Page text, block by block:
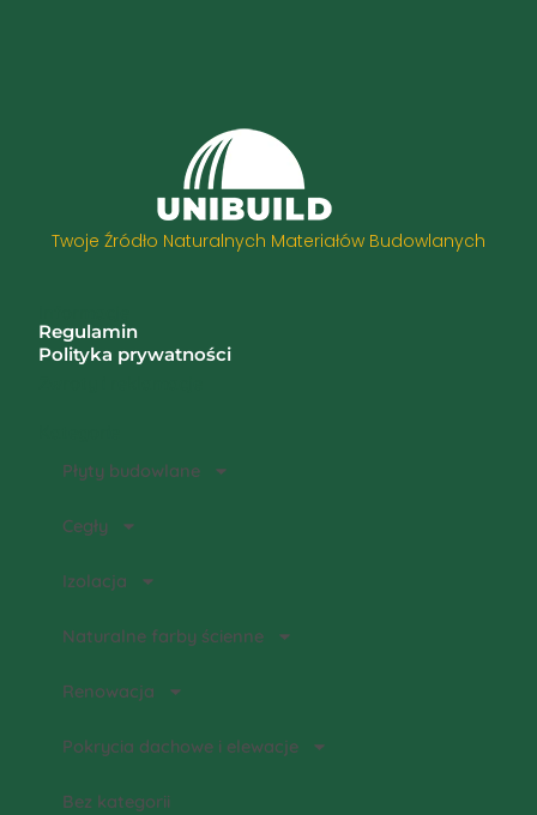
Twoje Źródło Naturalnych Materiałów Budowlanych
Płyty budowlane
Cegły
Izolacja
Naturalne farby ścienne
Renowacja
Pokrycia dachowe i elewacje
Bez kategorii
Regulamin
Polityka prywatności